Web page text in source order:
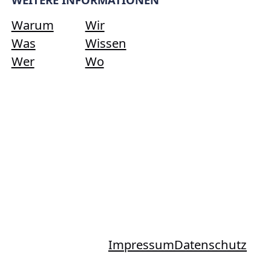
Warum
Was
Wer
Wir
Wissen
Wo
ImpressumDatenschutz